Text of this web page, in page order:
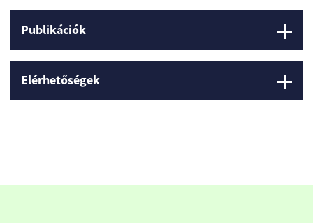
Publikációk
Elérhetőségek